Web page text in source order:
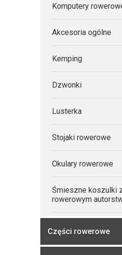
Komputery
Akcesoria ogólne
Kemping
Dzwonki
Lusterka
Stojaki rowerowe
Okulary rowerowe
Śmieszne koszulki
rowerowym
Części rowerowe